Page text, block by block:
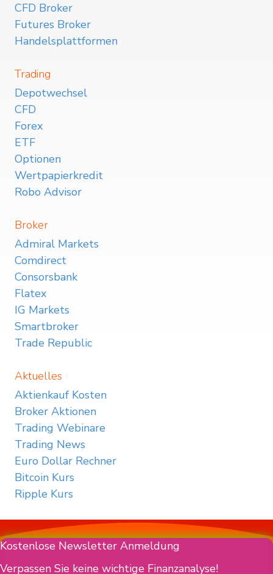
CFD Broker
Futures Broker
Handelsplattformen
Trading
Depotwechsel
CFD
Forex
ETF
Optionen
Wertpapierkredit
Robo Advisor
Broker
Admiral Markets
Comdirect
Consorsbank
Flatex
IG Markets
Smartbroker
Trade Republic
Aktuelles
Aktienkauf Kosten
Broker Aktionen
Trading Webinare
Trading News
Euro Dollar Rechner
Bitcoin Kurs
Ripple Kurs
Kostenlose Newsletter Anmeldung
Verpassen Sie keine wichtige Finanzanalyse!